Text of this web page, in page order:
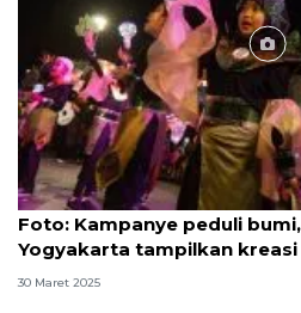
Foto
Foto: Kampanye peduli
Yogyakarta tampilkan kreasi
30 Maret 2025